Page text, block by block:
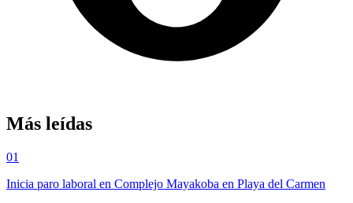
Más leídas
01
Inicia paro laboral en Complejo Mayakoba en Playa del Carmen